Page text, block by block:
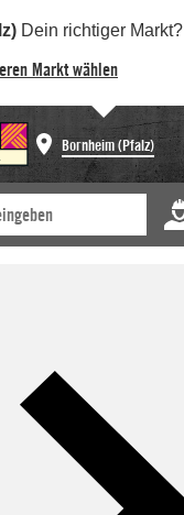
Dein richtiger Markt?
Markt wählen
Bornheim (Pfalz)